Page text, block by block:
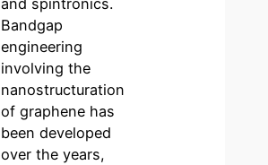
and spintronics.
Bandgap
engineering
involving the
nanostructuration
of graphene has
been developed
over the years,